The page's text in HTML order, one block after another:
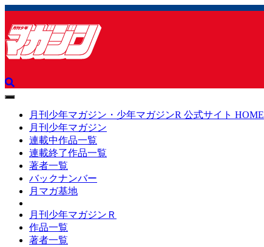
toggle
navigation月刊少年マガジン・少年マガジンR 公式サイト HOME
月刊少年マガジン
連載中作品一覧
連載終了作品一覧
著者一覧
バックナンバー
月マガ基地
月刊少年マガジンＲ
作品一覧
著者一覧